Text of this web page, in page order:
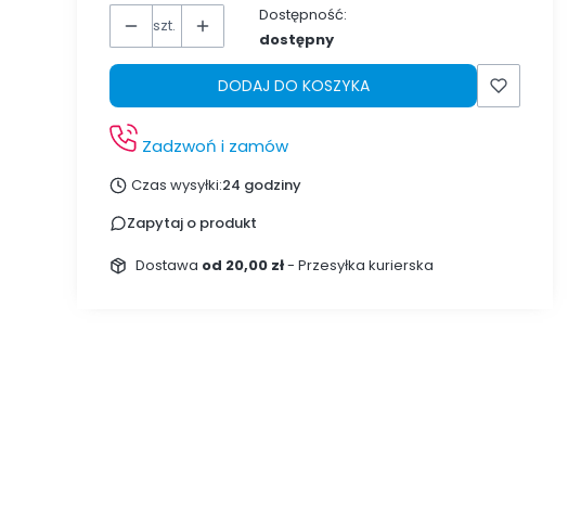
szt.
Dostępność:
dostępny
DODAJ DO KOSZYKA
Zadzwoń i zamów
Czas wysyłki:24 godziny
Zapytaj o produkt
Dostawa od 20,00 zł- Przesyłka kurierska